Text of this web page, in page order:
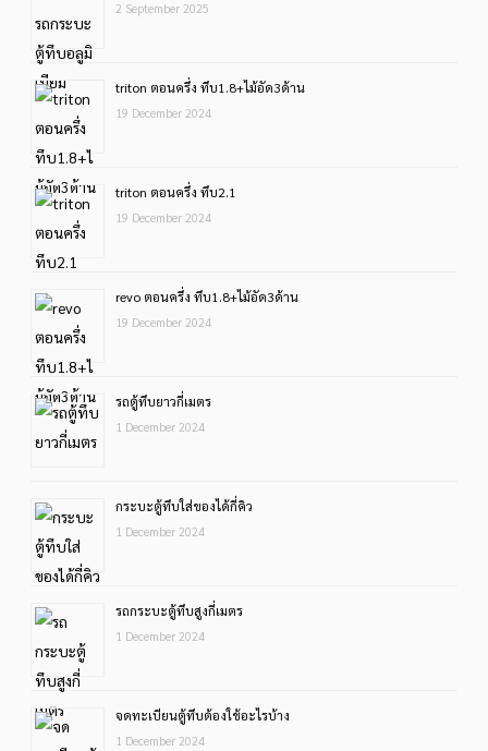
2 September 2025
triton ตอนครึ่ง ทึบ1.8+ไม้อัด3ด้าน
19 December 2024
triton ตอนครึ่ง ทึบ2.1
19 December 2024
revo ตอนครึ่ง ทึบ1.8+ไม้อัด3ด้าน
19 December 2024
รถตู้ทึบยาวกี่เมตร
1 December 2024
กระบะตู้ทึบใส่ของได้กี่คิว
1 December 2024
รถกระบะตู้ทึบสูงกี่เมตร
1 December 2024
จดทะเบียนตู้ทึบต้องใช้อะไรบ้าง
1 December 2024